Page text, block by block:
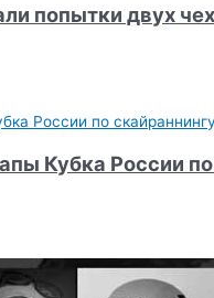
попытки двух
Кубка России